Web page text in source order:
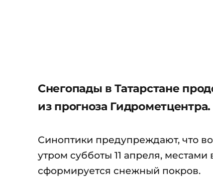
Снегопады в Татарстане
из прогноза Гидрометцентра.
Синоптики предупреждают, что
утром субботы 11 апреля,
сформируется снежный покров.